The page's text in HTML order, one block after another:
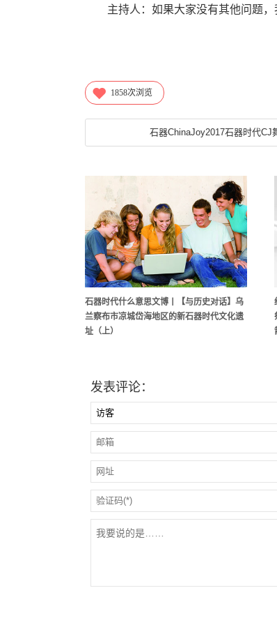
主持人：如果大家没有其他问题，
1858次浏览
石器ChinaJoy2017石器时代CJ
石器时代什么意思文博丨【与历史对话】乌
兰察布市凉城岱海地区的新石器时代文化遗
址（上）
发表评论：